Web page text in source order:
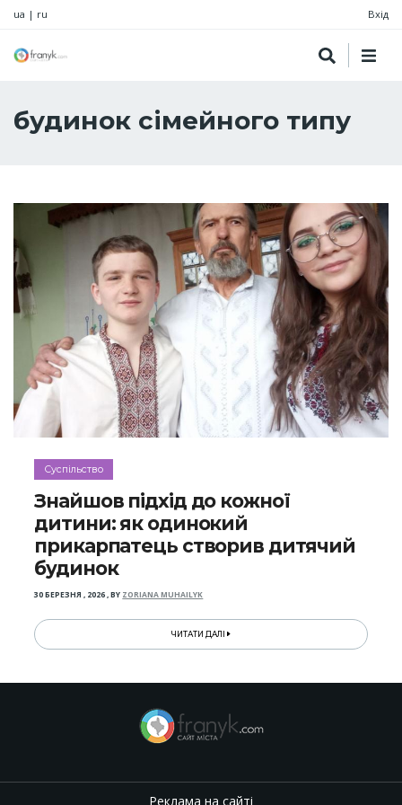
ua | ru Вхід
будинок сімейного типу
Суспільство
Знайшов підхід до кожної
дитини: як одинокий
прикарпатець створив дитячий
будинок
30 БЕРЕЗНЯ , 2026,BY ZORIANA MUHAILYK
ЧИТАТИ ДАЛІ
Реклама на сайті